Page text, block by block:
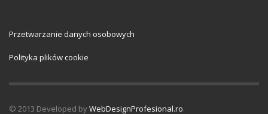
Przetwarzanie danych osobowych
Polityka plików cookie
© 2013 Developed byWebDesignProfesional.ro.